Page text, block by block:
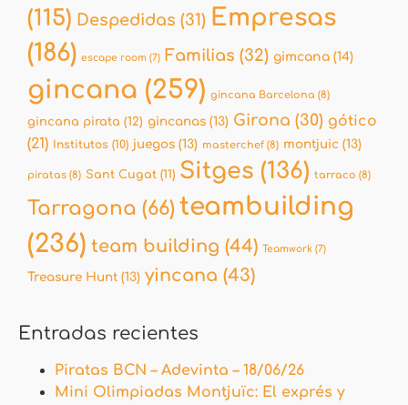
(115) Despedidas (31) Empresas
(186) escape room (7) Familias (32) gimcana (14)
gincana (259) gincana Barcelona (8)
gincana pirata (12) gincanas (13) Girona (30) gótico
(21) Institutos (10) juegos (13) masterchef (8) montjuic (13)
piratas (8) Sant Cugat (11) Sitges (136) tarraco (8)
Tarragona (66) teambuilding
(236) team building (44) Teamwork (7)
Treasure Hunt (13) yincana (43)
Entradas recientes
Piratas BCN – Adevinta – 18/06/26
Mini Olimpiadas Montjuïc: El exprés y